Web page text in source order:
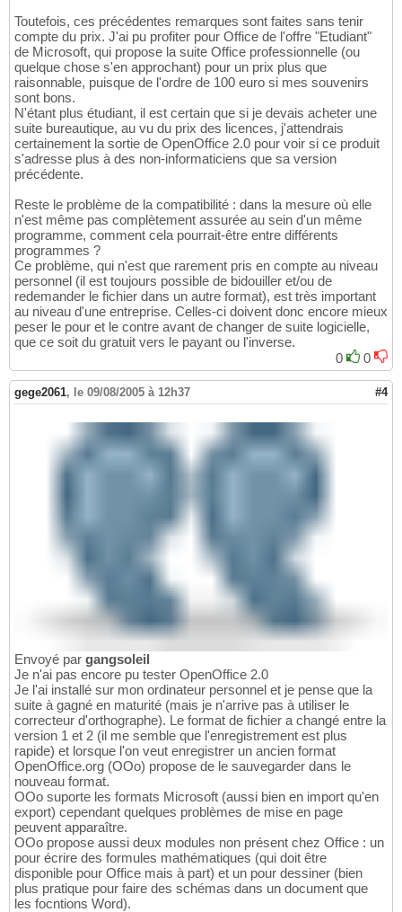
Toutefois, ces précédentes remarques sont faites sans tenir
compte du prix. J'ai pu profiter pour Office de l'offre "Etudiant"
de Microsoft, qui propose la suite Office professionnelle (ou
quelque chose s'en approchant) pour un prix plus que
raisonnable, puisque de l'ordre de 100 euro si mes souvenirs
sont bons.
N'étant plus étudiant, il est certain que si je devais acheter une
suite bureautique, au vu du prix des licences, j'attendrais
certainement la sortie de OpenOffice 2.0 pour voir si ce produit
s'adresse plus à des non-informaticiens que sa version
précédente.
Reste le problème de la compatibilité : dans la mesure où elle
n'est même pas complètement assurée au sein d'un même
programme, comment cela pourrait-être entre différents
programmes ?
Ce problème, qui n'est que rarement pris en compte au niveau
personnel (il est toujours possible de bidouiller et/ou de
redemander le fichier dans un autre format), est très important
au niveau d'une entreprise. Celles-ci doivent donc encore mieux
peser le pour et le contre avant de changer de suite logicielle,
que ce soit du gratuit vers le payant ou l'inverse.
0
0
gege2061, le 09/08/2005 à 12h37 #4
Envoyé par gangsoleil
Je n'ai pas encore pu tester OpenOffice 2.0
Je l'ai installé sur mon ordinateur personnel et je pense que la
suite à gagné en maturité (mais je n'arrive pas à utiliser le
correcteur d'orthographe). Le format de fichier a changé entre la
version 1 et 2 (il me semble que l'enregistrement est plus
rapide) et lorsque l'on veut enregistrer un ancien format
OpenOffice.org (OOo) propose de le sauvegarder dans le
nouveau format.
OOo suporte les formats Microsoft (aussi bien en import qu'en
export) cependant quelques problèmes de mise en page
peuvent apparaître.
OOo propose aussi deux modules non présent chez Office : un
pour écrire des formules mathématiques (qui doit être
disponible pour Office mais à part) et un pour dessiner (bien
plus pratique pour faire des schémas dans un document que
les focntions Word).